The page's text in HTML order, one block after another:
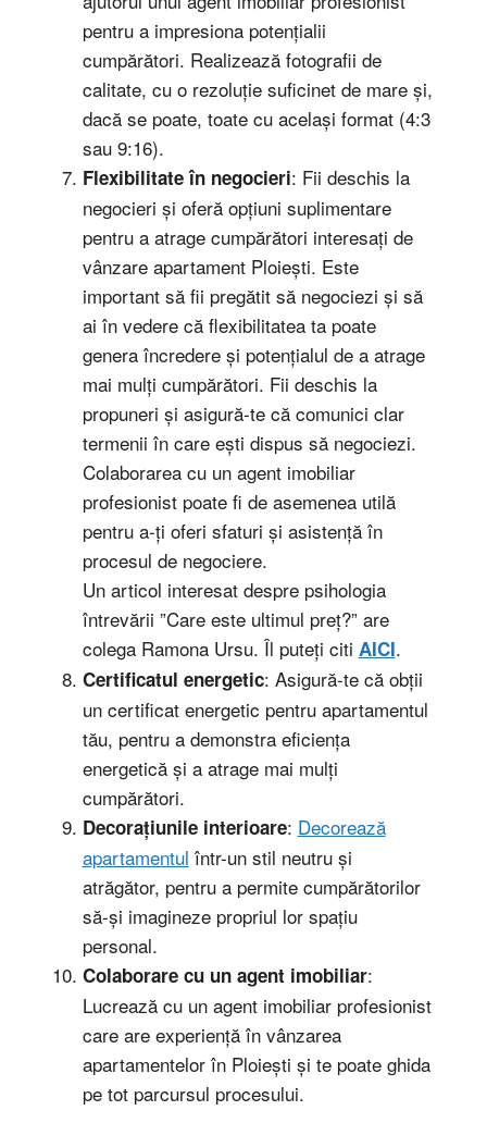
pentru a impresiona potențialii
cumpărători. Realizează fotografii de
calitate, cu o rezoluție suficinet de mare și,
dacă se poate, toate cu același format (4:3
sau 9:16).
Flexibilitate în negocieri: Fii deschis la
negocieri și oferă opțiuni suplimentare
pentru a atrage cumpărători interesați de
vânzare apartament Ploiești. Este
important să fii pregătit să negociezi și să
ai în vedere că flexibilitatea ta poate
genera încredere și potențialul de a atrage
mai mulți cumpărători. Fii deschis la
propuneri și asigură-te că comunici clar
termenii în care ești dispus să negociezi.
Colaborarea cu un agent imobiliar
profesionist poate fi de asemenea utilă
pentru a-ți oferi sfaturi și asistență în
procesul de negociere.
Un articol interesat despre psihologia
întrevării ”Care este ultimul preț?” are
colega Ramona Ursu. Îl puteți citi AICI.
Certificatul energetic: Asigură-te că obții
un certificat energetic pentru apartamentul
tău, pentru a demonstra eficiența
energetică și a atrage mai mulți
cumpărători.
Decorațiunile interioare: Decorează
apartamentul într-un stil neutru și
atrăgător, pentru a permite cumpărătorilor
să-și imagineze propriul lor spațiu
personal.
Colaborare cu un agent imobiliar:
Lucrează cu un agent imobiliar profesionist
care are experiență în vânzarea
apartamentelor în Ploiești și te poate ghida
pe tot parcursul procesului.